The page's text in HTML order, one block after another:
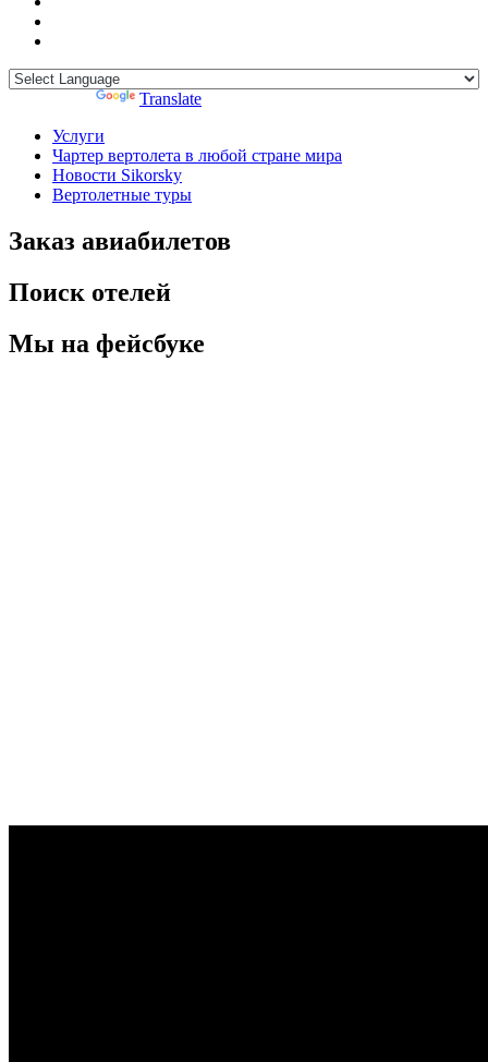
Translate
Услуги
Чартер вертолета в любой стране мира
Новости Sikorsky
Вертолетные туры
Заказ авиабилетов
Поиск отелей
Мы на фейсбуке